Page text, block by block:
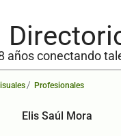
años conectando
/ Profesionales
Elis Saúl Mora